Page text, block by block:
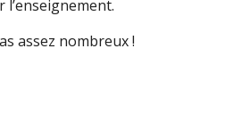
assez nombreux !